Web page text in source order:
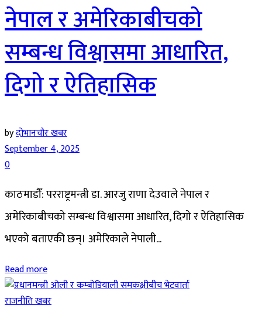
नेपाल र अमेरिकाबीचको
सम्बन्ध विश्वासमा आधारित,
दिगो र ऐतिहासिक
byदोभानचौर खबर
September 4, 2025
0
काठमाडौँ: परराष्ट्रमन्त्री डा. आरजु राणा देउवाले नेपाल र
अमेरिकाबीचको सम्बन्ध विश्वासमा आधारित, दिगो र ऐतिहासिक
भएको बताएकी छन्। अमेरिकाले नेपाली...
Read more
राजनीति खबर